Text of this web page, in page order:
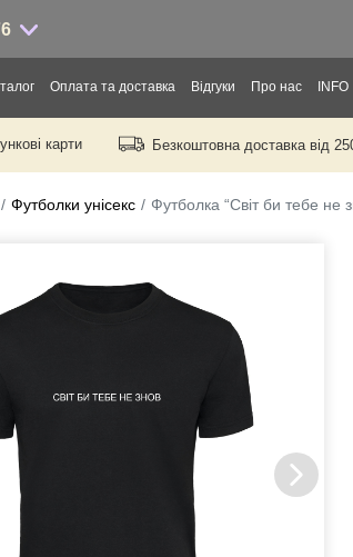
Одяг для дорослих
Одяг для дітей
Головні убори
Канцелярія
Ігри
Оплата та доставка Відгуки Про нас INFO
карти Безкоштовна доставка від
Футболки унісекс Футболка “Світ би тебе не